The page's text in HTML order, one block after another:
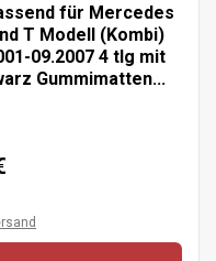
für Mercedes
T Modell (Kombi)
09.2007 4 tlg mit
Gummimatten...